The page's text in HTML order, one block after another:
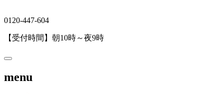
0120-447-604
【受付時間】朝10時～夜9時
menu